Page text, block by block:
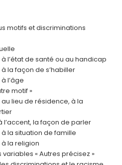
motifs et discriminations
l’état de santé ou au handicap
la façon de s’habiller
l’âge
motif »
lieu de résidence, à la
l’accent, la façon de parler
la situation de famille
la religion
« Autres précisez »